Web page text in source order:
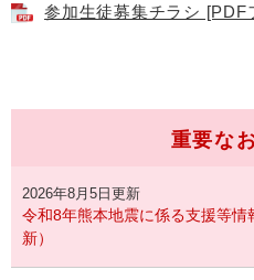
参加生徒募集チラシ [PDF
重要な
2026年8月5日更新
令和8年熊本地震に係る支援等
新）